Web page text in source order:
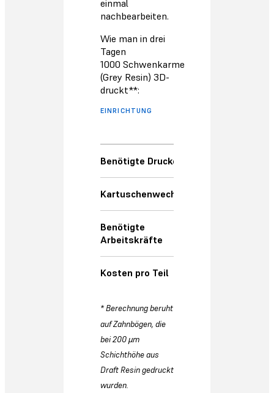
einmal
nachbearbeiten.
Wie man in drei
Tagen
1000 Schwenkarme
(Grey Resin) 3D-
druckt**:
EINRICHTUNG
Benötigte Drucker
Kartuschenwechsel
Benötigte
Arbeitskräfte
Kosten pro Teil
* Berechnung beruht
auf Zahnbögen, die
bei 200 µm
Schichthöhe aus
Draft Resin gedruckt
wurden.